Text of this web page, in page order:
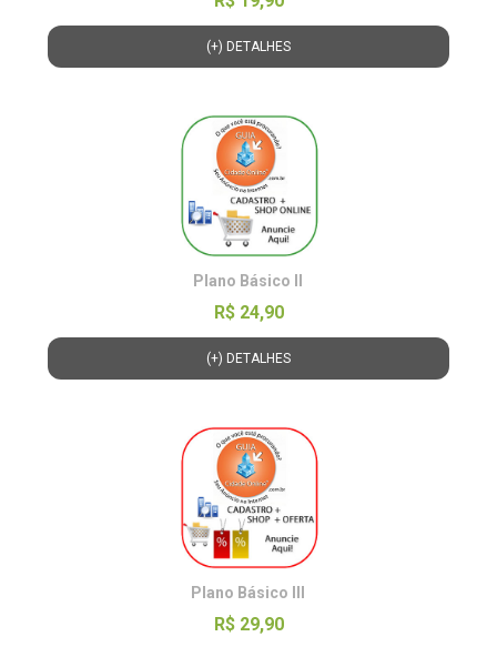
(+) DETALHES
Plano Básico ll
R$ 24,90
(+) DETALHES
Plano Básico lll
R$ 29,90